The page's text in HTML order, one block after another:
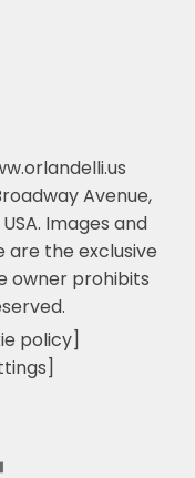
Avenue,
Images and
are the exclusive
owner prohibits
policy]